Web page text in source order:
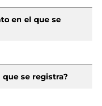
en el que se
que se registra?